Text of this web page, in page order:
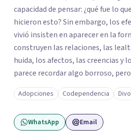
capacidad de pensar: ¿qué fue lo
hicieron esto? Sin embargo, los
vivió insisten en aparecer en la
construyen las relaciones, las
huida, los afectos, las creencias y
parece recordar algo borroso,
reaccionar cuando siente una
parecen notar que algo pasa y, de
propia persona aparece la
con lo que me pasó? De las
Adopciones Codependencia
WhatsApp Email